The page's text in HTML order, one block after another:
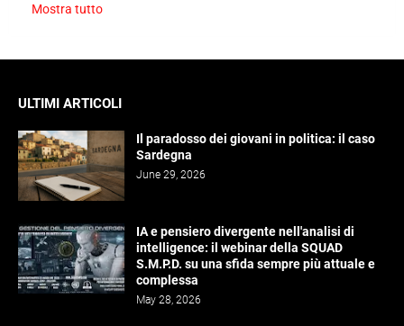
Mostra tutto
ULTIMI ARTICOLI
Il paradosso dei giovani in politica: il caso
Sardegna
June 29, 2026
IA e pensiero divergente nell'analisi di
intelligence: il webinar della SQUAD
S.M.P.D. su una sfida sempre più attuale e
complessa
May 28, 2026